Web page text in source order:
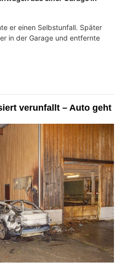
er einen Selbstunfall. Später
in der Garage und entfernte
verunfallt – Auto geht